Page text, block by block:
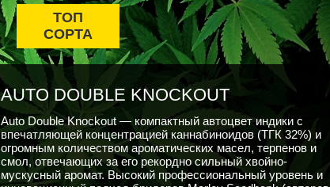
ТОП
СОРТА
AUTO DOUBLE KNOCKOUT
Auto Double Knockout — компактный автоцвет индики с
впечатляющей концентрацией каннабиноидов (ТГК 32%) и
огромным количеством ароматических масел, терпенов и
смол, отвечающих за его рекордно сильный хвойно-
мускусный аромат. Высокий профессиональный уровень и